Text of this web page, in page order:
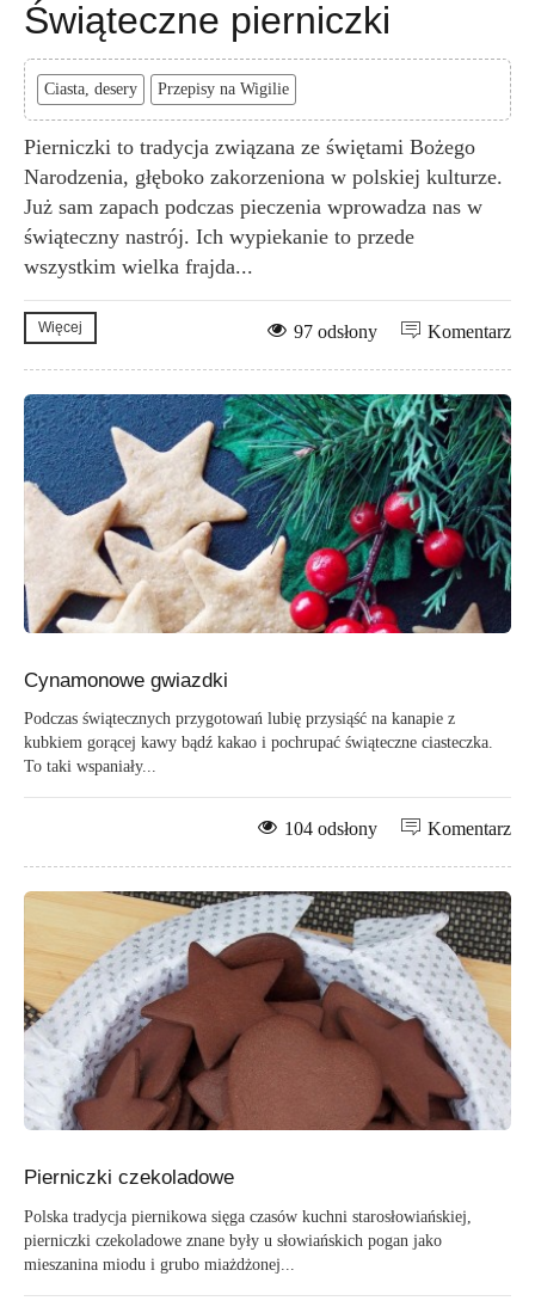
Świąteczne pierniczki
Ciasta, desery Przepisy na Wigilie
Pierniczki to tradycja związana ze świętami Bożego
Narodzenia, głęboko zakorzeniona w polskiej kulturze.
Już sam zapach podczas pieczenia wprowadza nas w
świąteczny nastrój. Ich wypiekanie to przede
wszystkim wielka frajda...
Więcej Komentarz
97 odsłony
Cynamonowe gwiazdki
Podczas świątecznych przygotowań lubię przysiąść na kanapie z
kubkiem gorącej kawy bądź kakao i pochrupać świąteczne ciasteczka.
To taki wspaniały...
Komentarz
104 odsłony
Pierniczki czekoladowe
Polska tradycja piernikowa sięga czasów kuchni starosłowiańskiej,
pierniczki czekoladowe znane były u słowiańskich pogan jako
mieszanina miodu i grubo miażdżonej...